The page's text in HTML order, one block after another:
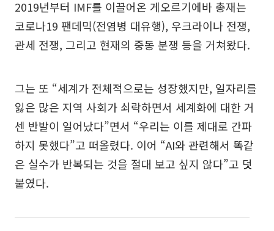
2019년부터 IMF를 이끌어온 게오르기에바 총재는
코로나19 팬데믹(전염병 대유행), 우크라이나 전쟁,
관세 전쟁, 그리고 현재의 중동 분쟁 등을 거쳐왔다.
그는 또 “세계가 전체적으로는 성장했지만, 일자리를
잃은 많은 지역 사회가 쇠락하면서 세계화에 대한 거
센 반발이 일어났다”면서 “우리는 이를 제대로 간파
하지 못했다”고 떠올렸다. 이어 “AI와 관련해서 똑같
은 실수가 반복되는 것을 절대 보고 싶지 않다”고 덧
붙였다.